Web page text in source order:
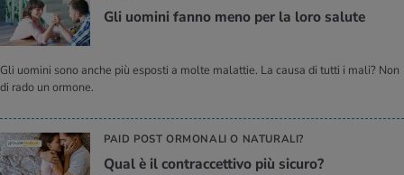
Gli uo­mi­ni fanno meno per la loro sa­lu­te
Gli uomini sono anche più esposti a molte malattie. La causa di tutti i mali? Non
di rado un ormone.
PAID POST ORMONALI O NATURALI?
Qual è il con­trac­cet­ti­vo più si­cu­ro?